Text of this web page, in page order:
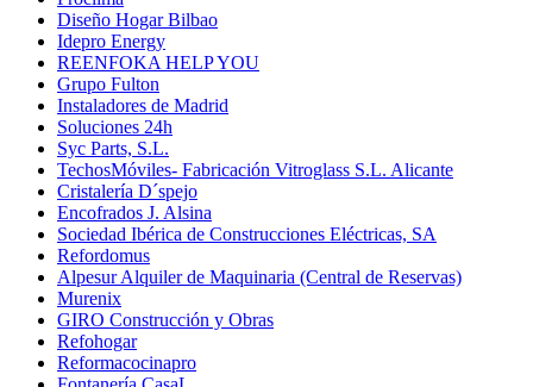
Diseño Hogar Bilbao
Idepro Energy
REENFOKA HELP YOU
Grupo Fulton
Instaladores de Madrid
Soluciones 24h
Syc Parts, S.L.
TechosMóviles- Fabricación Vitroglass S.L. Alicante
Cristalería D´spejo
Encofrados J. Alsina
Sociedad Ibérica de Construcciones Eléctricas, SA
Refordomus
Alpesur Alquiler de Maquinaria (Central de Reservas)
Murenix
GIRO Construcción y Obras
Refohogar
Reformacocinapro